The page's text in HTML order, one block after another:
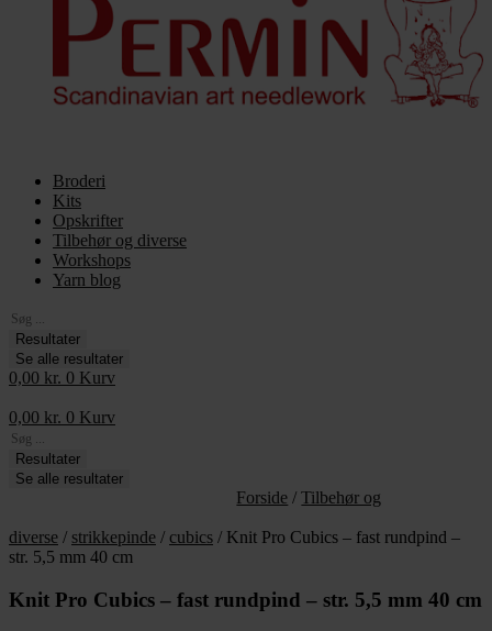
Broderi
Kits
Opskrifter
Tilbehør og diverse
Workshops
Yarn blog
Search
...Resultater
Se alle resultater
0,00 kr. 0 Kurv
0,00 kr. 0 Kurv
Search
...Resultater
Se alle resultater
Forside /Tilbehør og
diverse / strikkepinde / cubics / Knit Pro Cubics – fast rundpind –
str. 5,5 mm 40 cm
Knit Pro Cubics – fast rundpind – str. 5,5 mm 40 cm